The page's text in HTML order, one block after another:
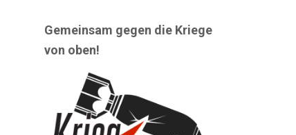
Gemeinsam gegen die Kriege
von oben!